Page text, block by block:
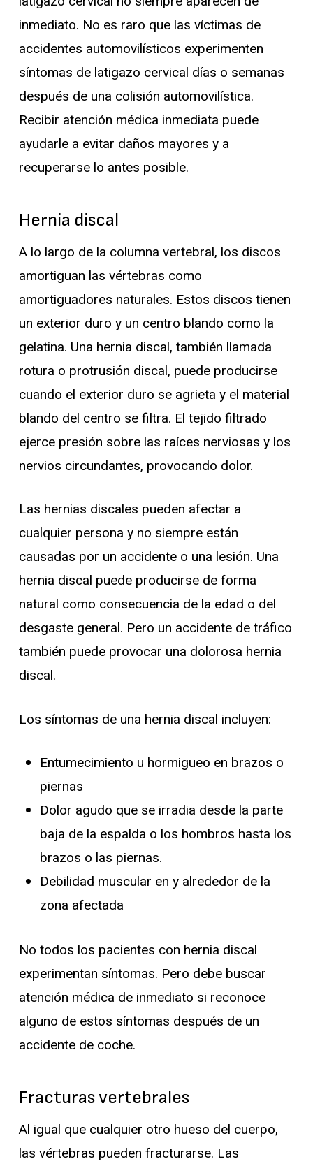
inmediato. No es raro que las víctimas de
accidentes automovilísticos experimenten
síntomas de latigazo cervical días o semanas
después de una colisión automovilística.
Recibir atención médica inmediata puede
ayudarle a evitar daños mayores y a
recuperarse lo antes posible.
Hernia discal
A lo largo de la columna vertebral, los discos
amortiguan las vértebras como
amortiguadores naturales. Estos discos tienen
un exterior duro y un centro blando como la
gelatina. Una hernia discal, también llamada
rotura o protrusión discal, puede producirse
cuando el exterior duro se agrieta y el material
blando del centro se filtra. El tejido filtrado
ejerce presión sobre las raíces nerviosas y los
nervios circundantes, provocando dolor.
Las hernias discales pueden afectar a
cualquier persona y no siempre están
causadas por un accidente o una lesión. Una
hernia discal puede producirse de forma
natural como consecuencia de la edad o del
desgaste general. Pero un accidente de tráfico
también puede provocar una dolorosa hernia
discal.
Los síntomas de una hernia discal incluyen:
Entumecimiento u hormigueo en brazos o
piernas
Dolor agudo que se irradia desde la parte
baja de la espalda o los hombros hasta los
brazos o las piernas.
Debilidad muscular en y alrededor de la
zona afectada
No todos los pacientes con hernia discal
experimentan síntomas. Pero debe buscar
atención médica de inmediato si reconoce
alguno de estos síntomas después de un
accidente de coche.
Fracturas vertebrales
Al igual que cualquier otro hueso del cuerpo,
las vértebras pueden fracturarse. Las